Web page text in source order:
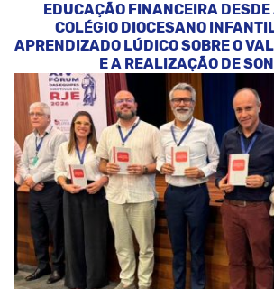
EDUCAÇÃO FINANCEIRA
COLÉGIO DIOCESANO
APRENDIZADO LÚDICO SOBRE O
E A REALIZAÇÃO DE